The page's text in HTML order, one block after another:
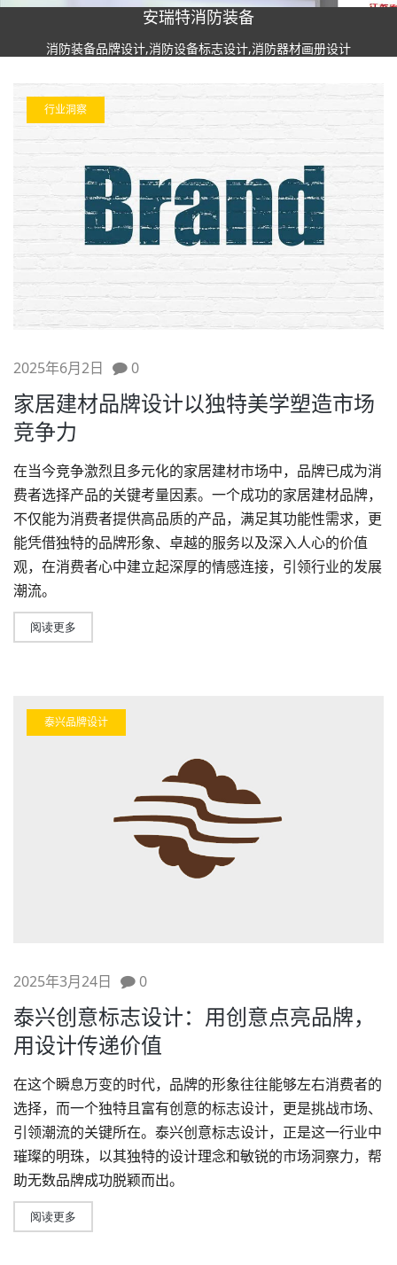
安瑞特消防装备
消防装备品牌设计,消防设备标志设计,消防器材画册设计
行业洞察
2025年6月2日 0
家居建材品牌设计以独特美学塑造市场
竞争力
在当今竞争激烈且多元化的家居建材市场中，品牌已成为消
费者选择产品的关键考量因素。一个成功的家居建材品牌，
不仅能为消费者提供高品质的产品，满足其功能性需求，更
能凭借独特的品牌形象、卓越的服务以及深入人心的价值
观，在消费者心中建立起深厚的情感连接，引领行业的发展
潮流。
阅读更多
泰兴品牌设计
2025年3月24日 0
泰兴创意标志设计：用创意点亮品牌，
用设计传递价值
在这个瞬息万变的时代，品牌的形象往往能够左右消费者的
选择，而一个独特且富有创意的标志设计，更是挑战市场、
引领潮流的关键所在。泰兴创意标志设计，正是这一行业中
璀璨的明珠，以其独特的设计理念和敏锐的市场洞察力，帮
助无数品牌成功脱颖而出。
阅读更多